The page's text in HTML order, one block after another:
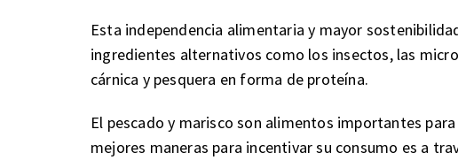
Esta independencia alimentaria y mayor
ingredientes alternativos como los insectos, las
cárnica y pesquera en forma de proteína.
El pescado y marisco son alimentos importantes
mejores maneras para incentivar su consumo es a